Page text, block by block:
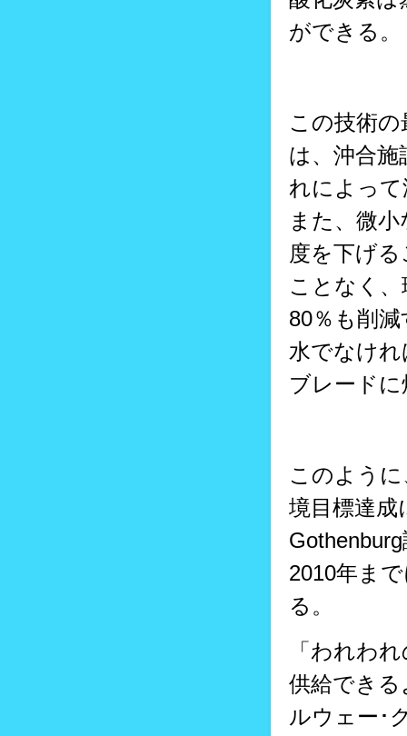
ができる。
この技術
は、沖合
れによっ
また、微
度を下げ
ことなく
80％も削
水でなけ
ブレード
このよう
境目標達
2010年ま
る。
「われわ
供給でき
ルウェー･